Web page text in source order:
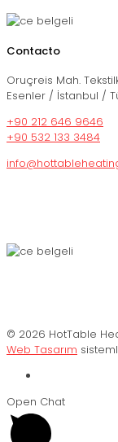
Contacto
Oruçreis Mah.
Esenler / İstanbul /
+90 212 646 9646
+90 532 133 3484
© 2026 HotTable
Web Tasarım
Open Chat